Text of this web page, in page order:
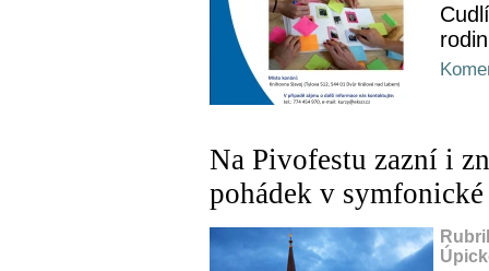
Na Pivofestu zazní i
pohádek v